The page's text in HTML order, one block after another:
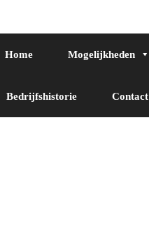
Home Mogelijkheden
Bedrijfshistorie Contact